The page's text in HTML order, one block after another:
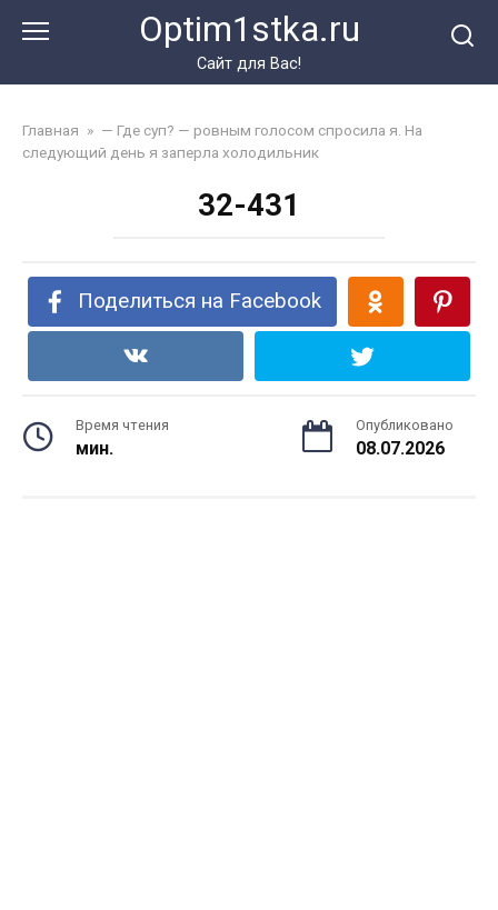
Optim1stka.ru
Сайт для Вас!
Главная » — Где суп? — ровным голосом спросила я. На
следующий день я заперла холодильник
32-431
Поделиться на Facebook
Время чтения
мин.
Опубликовано
08.07.2026